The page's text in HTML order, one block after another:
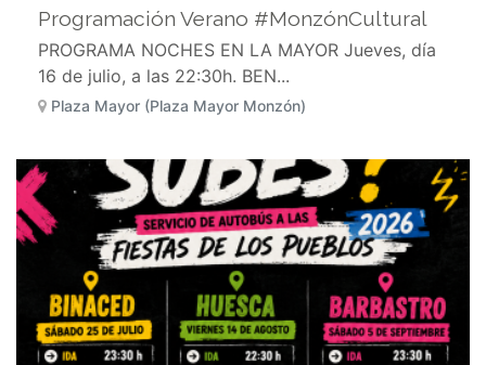
Programación Verano #MonzónCultural
PROGRAMA NOCHES EN LA MAYOR Jueves, día
16 de julio, a las 22:30h. BEN...
Plaza Mayor (Plaza Mayor Monzón)